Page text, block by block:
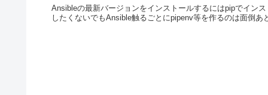
Ansibleの最新バージョンをインストールするにはpipでイン
したくないでもAnsible触るごとにpipenv等を作るのは面倒